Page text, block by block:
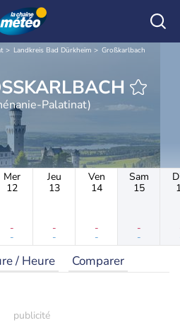
Landkreis Bad Dürkheim Großkarlbach
GROSSKARLBACH
Palatinat)
Mer
12
-
-
Jeu
13
-
-
Ven
14
-
-
Sam
15
-
-
/ Heure Comparer